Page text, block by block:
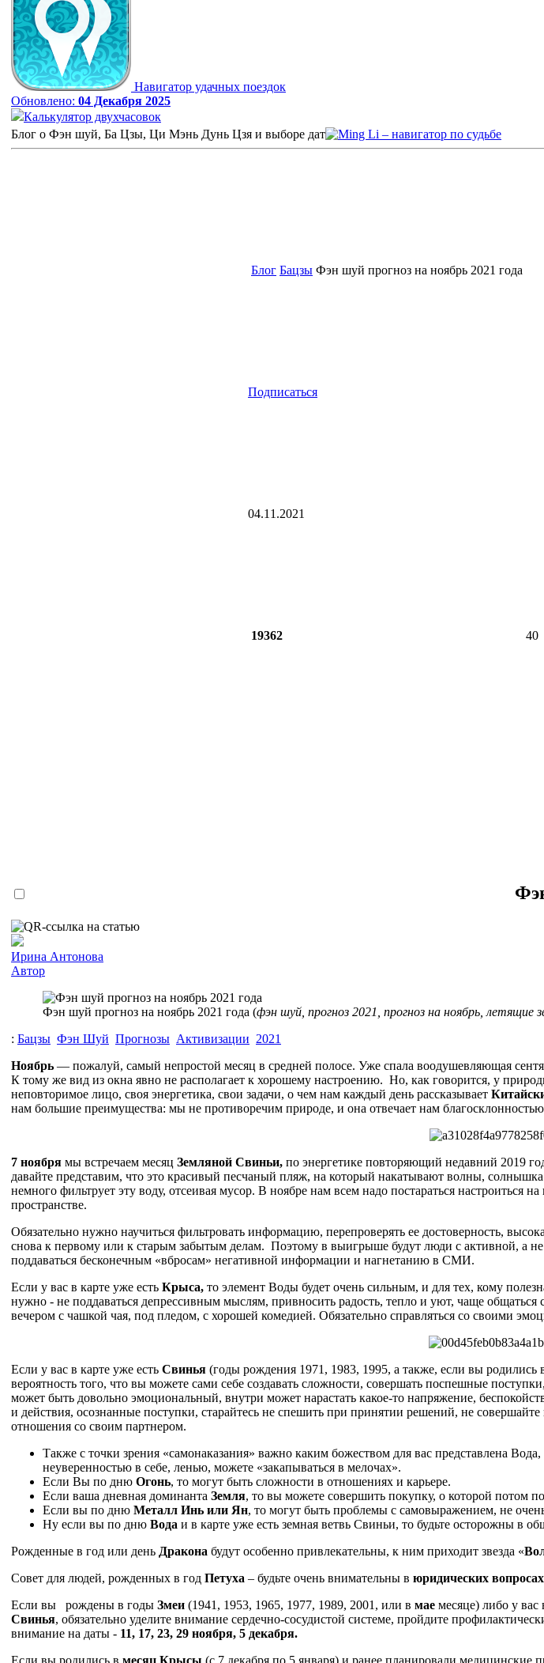
Навигатор удачных поездок
Обновлено: 04 Декабря 2025
Калькулятор двухчасовок
Блог о Фэн шуй, Ба Цзы, Ци Мэнь Дунь Цзя и выборе дат
Блог Бацзы Фэн шуй прогноз на ноябрь 2021 года
Подписаться
04.11.2021
19362 40
Ирина Антонова
Автор
Фэн шуй прогноз на ноябрь 2021 года (фэн шуй, прогноз 2021, прогноз на ноябрь, летящие
: Бацзы Фэн Шуй Прогнозы Активизации 2021
Ноябрь — пожалуй, самый непростой месяц в средней полосе. Уже спала воодушевляющая
К тому же вид из окна явно не располагает к хорошему настроению. Но, как говорится, у
неповторимое лицо, своя энергетика, свои задачи, о чем нам каждый день рассказывает
нам большие преимущества: мы не противоречим природе, и она отвечает нам
7 ноября мы встречаем месяц Земляной Свиньи, по энергетике повторяющий недавний 2019
давайте представим, что это красивый песчаный пляж, на который накатывают волны,
немного фильтрует эту воду, отсеивая мусор. В ноябре нам всем надо постараться настроиться
пространстве.
Обязательно нужно научиться фильтровать информацию, перепроверять ее достоверность,
снова к первому или к старым забытым делам. Поэтому в выигрыше будут люди с активной, а
поддаваться бесконечным «вбросам» негативной информации и нагнетанию в СМИ.
Если у вас в карте уже есть Крыса, то элемент Воды будет очень сильным, и для тех, кому
нужно - не поддаваться депрессивным мыслям, привносить радость, тепло и уют, чаще
вечером с чашкой чая, под пледом, с хорошей комедией. Обязательно справляться со своими
Если у вас в карте уже есть Свинья (годы рождения 1971, 1983, 1995, а также, если вы родились
вероятность того, что вы можете сами себе создавать сложности, совершать поспешные
может быть довольно эмоциональный, внутри может нарастать какое-то напряжение,
и действия, осознанные поступки, старайтесь не спешить при принятии решений, не
отношения со своим партнером.
Также с точки зрения «самонаказания» важно каким божеством для вас представлена
неуверенностью в себе, ленью, можете «закапываться в мелочах».
Если Вы по дню Огонь, то могут быть сложности в отношениях и карьере.
Если ваша дневная доминанта Земля, то вы можете совершить покупку, о которой потом
Если вы по дню Металл Инь или Ян, то могут быть проблемы с самовыражением, не
Ну если вы по дню Вода и в карте уже есть земная ветвь Свиньи, то будьте осторожны
Рожденные в год или день Дракона будут особенно привлекательны, к ним приходит звезда «
Совет для людей, рожденных в год Петуха – будьте очень внимательны в юридических вопросах
Если вы рождены в годы Змеи (1941, 1953, 1965, 1977, 1989, 2001, или в мае месяце) либо у
Свинья, обязательно уделите внимание сердечно-сосудистой системе, пройдите
внимание на даты - 11, 17, 23, 29 ноября, 5 декабря.
Если вы родились в месяц Крысы (с 7 декабря по 5 января) и ранее планировали медицинские